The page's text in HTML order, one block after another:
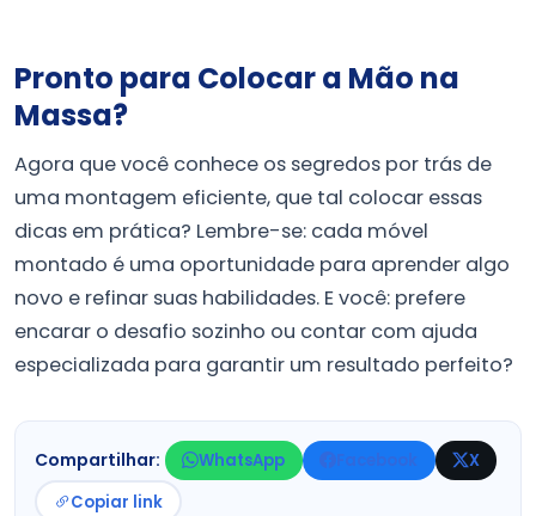
Pronto para Colocar a Mão na
Massa?
Agora que você conhece os segredos por trás de
uma montagem eficiente, que tal colocar essas
dicas em prática? Lembre-se: cada móvel
montado é uma oportunidade para aprender algo
novo e refinar suas habilidades. E você: prefere
encarar o desafio sozinho ou contar com ajuda
especializada para garantir um resultado perfeito?
Compartilhar: WhatsApp Facebook
X
Copiar link